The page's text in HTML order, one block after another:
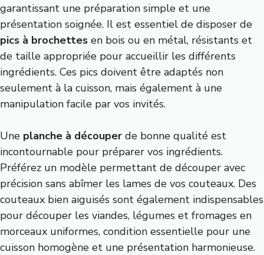
garantissant une préparation simple et une
présentation soignée. Il est essentiel de disposer de
pics à brochettes en bois ou en métal, résistants et
de taille appropriée pour accueillir les différents
ingrédients. Ces pics doivent être adaptés non
seulement à la cuisson, mais également à une
manipulation facile par vos invités.
Une planche à découper de bonne qualité est
incontournable pour préparer vos ingrédients.
Préférez un modèle permettant de découper avec
précision sans abîmer les lames de vos couteaux. Des
couteaux bien aiguisés sont également indispensables
pour découper les viandes, légumes et fromages en
morceaux uniformes, condition essentielle pour une
cuisson homogène et une présentation harmonieuse.